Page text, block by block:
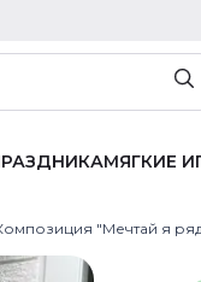
МЯГКИЕ
"Мечтай я